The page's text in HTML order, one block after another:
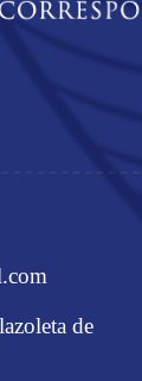
de